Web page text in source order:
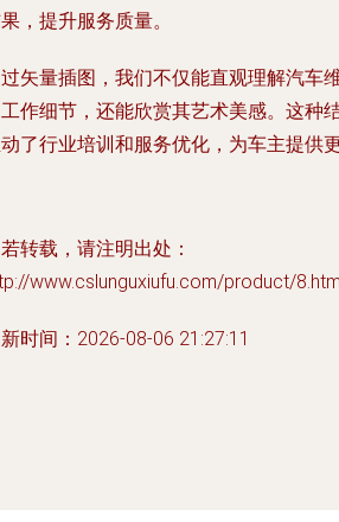
，提升服务质量。
矢量插图，我们不仅能直观理解汽车
作细节，还能欣赏其艺术美感。这种
了行业培训和服务优化，为车主提供
转载，请注明出处：
www.cslunguxiufu.com/product/
时间：2026-08-06 21:27:11